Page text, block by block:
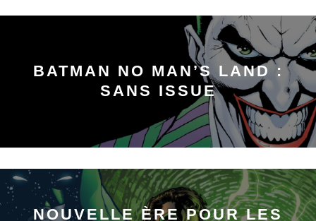
BATMAN NO MAN’S LAND :
SANS ISSUE
NOUVELLE ÈRE POUR LES